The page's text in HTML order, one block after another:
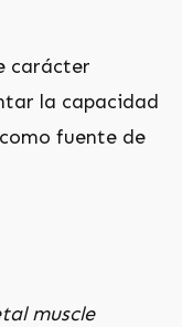
carácter
la capacidad
fuente de
muscle